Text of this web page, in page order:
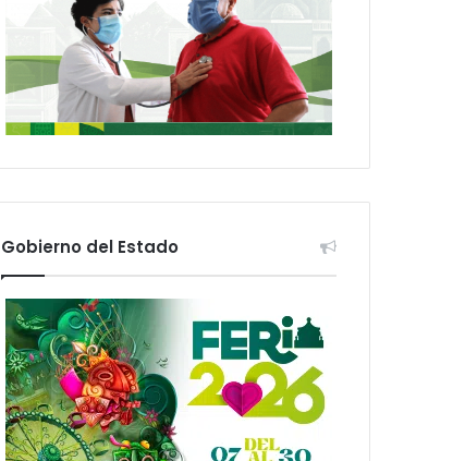
Gobierno del Estado